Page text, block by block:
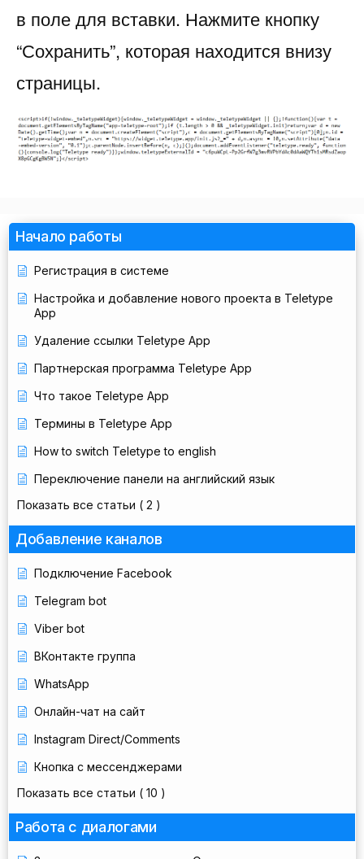
Начало работы
Регистрация в системе
Настройка и добавление нового проекта в Teletype
App
Удаление ссылки Teletype App
Партнерская программа Teletype App
Что такое Teletype App
Термины в Teletype App
How to switch Teletype to english
Переключение панели на английский язык
Показать все статьи ( 2 )
Добавление каналов
Подключение Facebook
Telegram bot
Viber bot
ВКонтакте группа
WhatsApp
Онлайн-чат на сайт
Instagram Direct/Comments
Кнопка с мессенджерами
Показать все статьи ( 10 )
Работа с диалогами
в поле для вставки. Нажмите кнопку
“Сохранить”, которая находится внизу
страницы.